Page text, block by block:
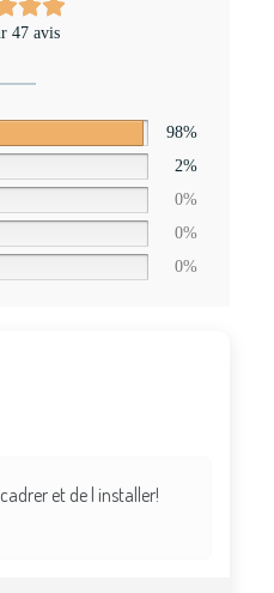
47 avis
98%
2%
0%
0%
0%
et de l installer!